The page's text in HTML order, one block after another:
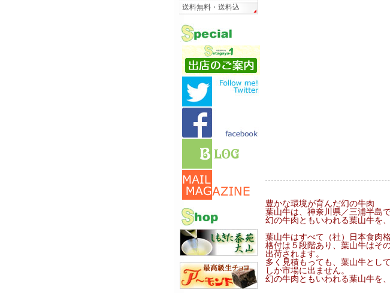
豊かな環境が育んだ幻の牛肉
葉山牛は、神奈川県／三浦半島
幻の牛肉ともいわれる葉山牛を
葉山牛はすべて（社）日本食肉
格付は５段階あり、葉山牛はそ
出荷されます。
多く見積もっても、葉山牛とし
しか市場に出ません。
幻の牛肉ともいわれる葉山牛を
送料無料・送料込